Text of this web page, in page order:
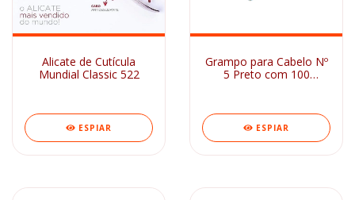
Alicate de Cutícula
Mundial Classic 522
ESPIAR
Grampo para Cabelo Nº
5 Preto com 100
ESPIAR